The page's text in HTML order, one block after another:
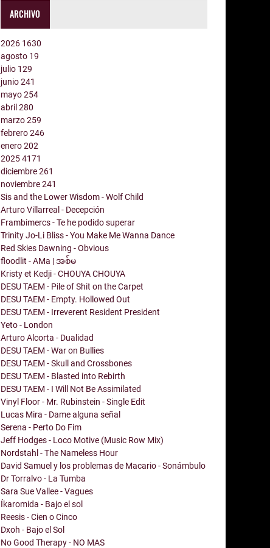
ARCHIVO
2026 1630
agosto 19
julio 129
junio241
mayo254
abril280
marzo259
febrero246
enero202
20254171
diciembre261
noviembre241
Sis and the Lower Wisdom - Wolf Child
Arturo Villarreal - Decepción
Frambimercs - Te he podido superar
Trinity Jo-Li Bliss - You Make Me Wanna Dance
Red Skies Dawning - Obvious
floodlit - AMa | အစ်မ
Kristy et Kedji - CHOUYA CHOUYA
DESU TAEM - Pile of Shit on the Carpet
DESU TAEM - Empty. Hollowed Out
DESU TAEM - Irreverent Resident President
Yeto - London
Arturo Alcorta - Dualidad
DESU TAEM - War on Bullies
DESU TAEM - Skull and Crossbones
DESU TAEM - Blasted into Rebirth
DESU TAEM - I Will Not Be Assimilated
Vinyl Floor - Mr. Rubinstein - Single Edit
Lucas Mira - Dame alguna señal
Serena - Perto Do Fim
Jeff Hodges - Loco Motive (Music Row Mix)
Nordstahl - The Nameless Hour
David Samuel y los problemas de Macario - Sonámbulo
Dr Torralvo - La Tumba
Sara Sue Vallee - Vagues
Íkaromida - Bajo el sol
Reesis - Cien o Cinco
Dxoh - Bajo el Sol
No Good Therapy - NO MAS